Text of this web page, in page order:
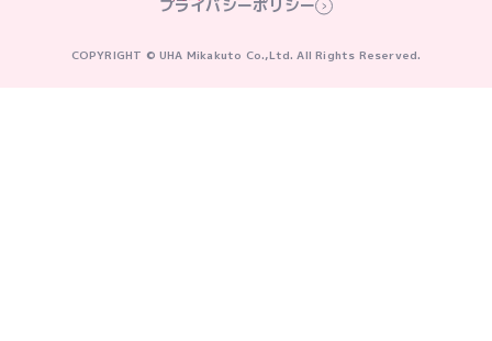
プライバシーポリシー
COPYRIGHT © UHA Mikakuto Co.,Ltd. All Rights Reserved.